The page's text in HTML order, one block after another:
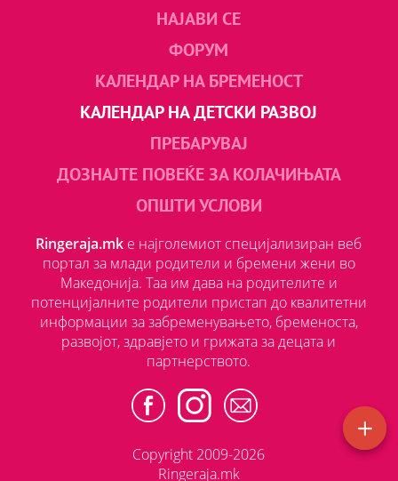
НАЈАВИ СЕ
ФОРУМ
КАЛЕНДАР НА БРЕМЕНОСТ
КАЛЕНДАР НА ДЕТСКИ РАЗВОЈ
ПРЕБАРУВАЈ
ДОЗНАЈТЕ ПОВЕЌЕ ЗА КОЛАЧИЊАТА
ОПШТИ УСЛОВИ
Ringeraja.mk е најголемиот специјализиран веб
портал за млади родители и бремени жени во
Македонија. Таа им дава на родителите и
потенцијалните родители пристап до квалитетни
информации за забременувањето, бременоста,
развојот, здравјето и грижата за децата и
партнерството.
Copyright 2009-2026
Ringeraja.mk